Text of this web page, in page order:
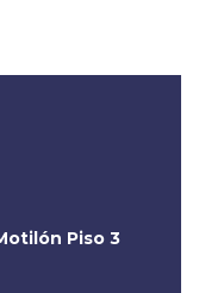
Piso 3